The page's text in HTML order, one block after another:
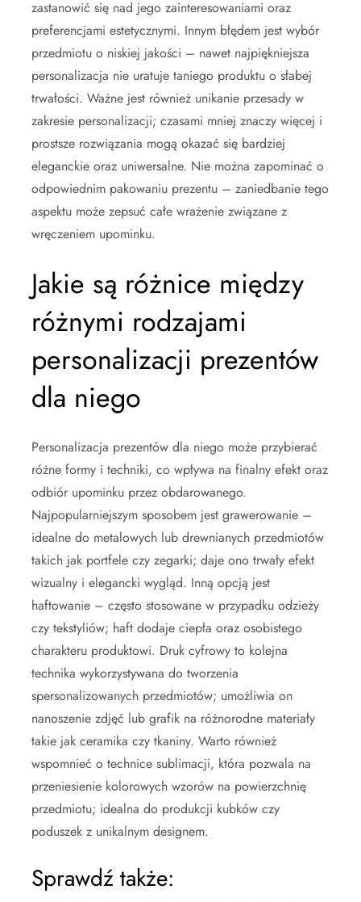
zastanowić się nad jego zainteresowaniami oraz
preferencjami estetycznymi. Innym błędem jest wybór
przedmiotu o niskiej jakości – nawet najpiękniejsza
personalizacja nie uratuje taniego produktu o słabej
trwałości. Ważne jest również unikanie przesady w
zakresie personalizacji; czasami mniej znaczy więcej i
prostsze rozwiązania mogą okazać się bardziej
eleganckie oraz uniwersalne. Nie można zapominać o
odpowiednim pakowaniu prezentu – zaniedbanie tego
aspektu może zepsuć całe wrażenie związane z
wręczeniem upominku.
Jakie są różnice między
różnymi rodzajami
personalizacji prezentów
dla niego
Personalizacja prezentów dla niego może przybierać
różne formy i techniki, co wpływa na finalny efekt oraz
odbiór upominku przez obdarowanego.
Najpopularniejszym sposobem jest grawerowanie –
idealne do metalowych lub drewnianych przedmiotów
takich jak portfele czy zegarki; daje ono trwały efekt
wizualny i elegancki wygląd. Inną opcją jest
haftowanie – często stosowane w przypadku odzieży
czy tekstyliów; haft dodaje ciepła oraz osobistego
charakteru produktowi. Druk cyfrowy to kolejna
technika wykorzystywana do tworzenia
spersonalizowanych przedmiotów; umożliwia on
nanoszenie zdjęć lub grafik na różnorodne materiały
takie jak ceramika czy tkaniny. Warto również
wspomnieć o technice sublimacji, która pozwala na
przeniesienie kolorowych wzorów na powierzchnię
przedmiotu; idealna do produkcji kubków czy
poduszek z unikalnym designem.
Sprawdź także: